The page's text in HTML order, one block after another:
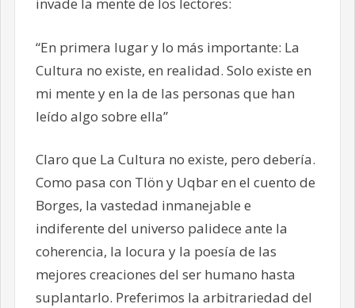
invade la mente de los lectores:
“En primera lugar y lo más importante: La
Cultura no existe, en realidad. Solo existe en
mi mente y en la de las personas que han
leído algo sobre ella”
Claro que La Cultura no existe, pero debería.
Como pasa con Tlön y Uqbar en el cuento de
Borges, la vastedad inmanejable e
indiferente del universo palidece ante la
coherencia, la locura y la poesía de las
mejores creaciones del ser humano hasta
suplantarlo. Preferimos la arbitrariedad del